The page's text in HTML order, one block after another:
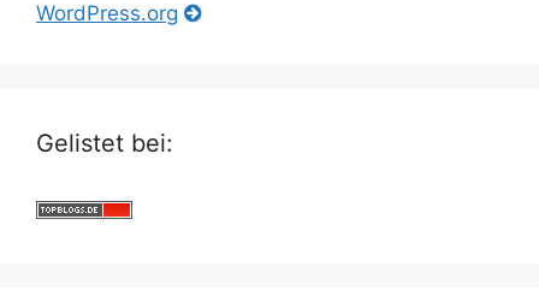
WordPress.org
Gelistet bei: